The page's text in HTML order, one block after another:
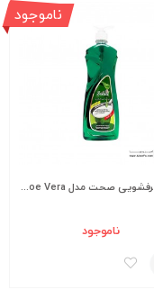
مایع ظرفشویی صحت مدل Aloe Vera حجم 1000 گرم
ناموجود
ناموجود